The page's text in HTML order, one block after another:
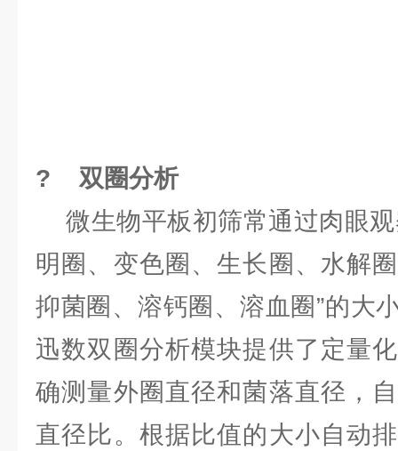
? 双圈分析
微生物平板初筛常通过肉眼观
明圈、变色圈、生长圈、水解
抑菌圈、溶钙圈、溶血圈”的大
迅数双圈分析模块提供了定量
确测量外圈直径和菌落直径，
直径比。根据比值的大小自动